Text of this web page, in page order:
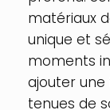
matériaux
unique et
moments
ajouter
tenues de